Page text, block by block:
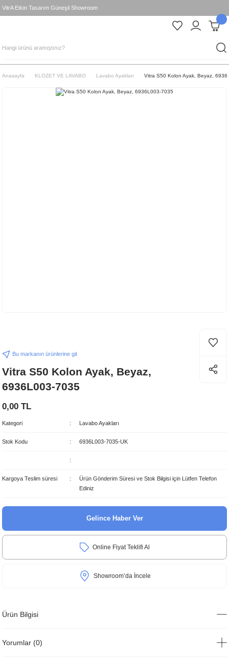
VitrA Etkin Tasarım Güneşli Showroom
Anasayfa KLOZET VE LAVABO Lavabo Ayakları Vitra S50 Kolon Ayak, Beyaz,
Bu markanın ürünlerine git
Vitra S50 Kolon Ayak, Beyaz,
6936L003-7035
0,00 TL
Kategori Lavabo Ayakları
Stok Kodu 6936L003-7035-UK
Kargoya Teslim süresi
Ürün Gönderim Süresi ve Stok Bilgisi için Lütfen Telefon
Ediniz
Gelince Haber Ver
Online Fiyat Teklifi Al
Showroom’da İncele
Ürün Bilgisi
Yorumlar (0)